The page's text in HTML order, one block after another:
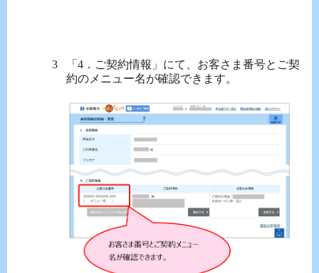
「4．ご契約情報」にて、お客さま番号とご契
約のメニュー名が確認できます。